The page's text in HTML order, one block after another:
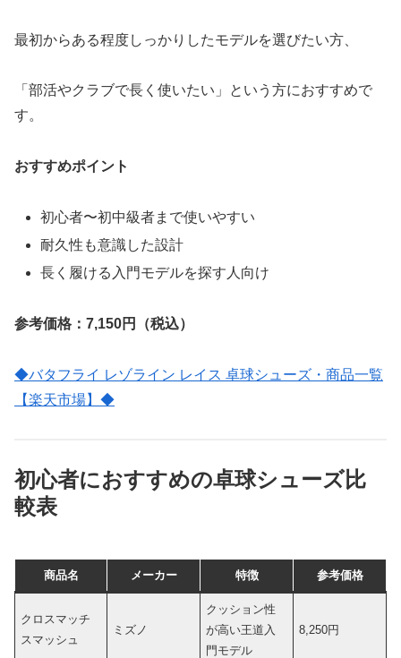
最初からある程度しっかりしたモデルを選びたい方、
「部活やクラブで長く使いたい」という方におすすめで
す。
おすすめポイント
初心者〜初中級者まで使いやすい
耐久性も意識した設計
長く履ける入門モデルを探す人向け
参考価格：7,150円（税込）
◆バタフライ レゾライン レイス 卓球シューズ・商品一覧
【楽天市場】◆
初心者におすすめの卓球シューズ比
較表
商品名 メーカー 特徴 参考価格
クロスマッチ
スマッシュ
ミズノ
クッション性
が高い王道入
門モデル
8,250円